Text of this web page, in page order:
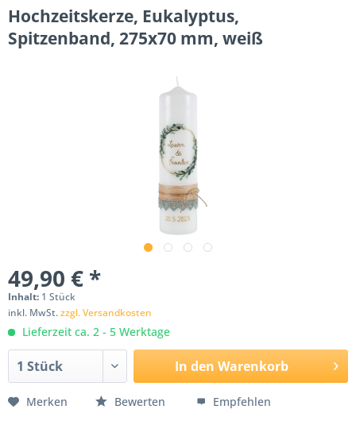
Hochzeitskerze, Eukalyptus,
Spitzenband, 275x70 mm, weiß
49,90 € *
Inhalt: 1 Stück
inkl. MwSt.zzgl. Versandkosten
Lieferzeit ca. 2 - 5 Werktage
In den Warenkorb
Merken Bewerten Empfehlen